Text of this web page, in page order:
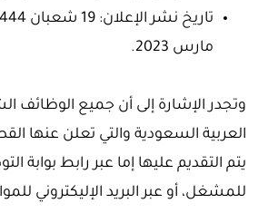
مارس 2023.
وتجدر الإشارة إلى أن جميع الوظائف
العربية السعودية والتي تعلن عنها
يتم التقديم عليها إما عبر رابط بوابة
للمشغل، أو عبر البريد الإليكتروني